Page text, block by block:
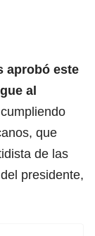
aprobó este
al
que
de las
presidente,